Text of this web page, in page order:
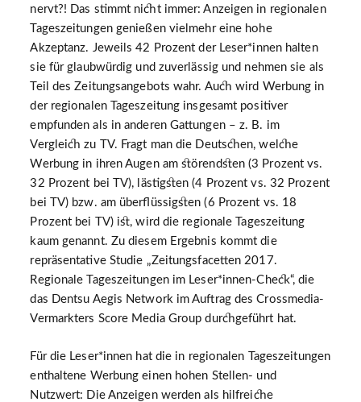
nervt?! Das stimmt nicht immer: Anzeigen in regionalen
Tageszeitungen genießen vielmehr eine hohe
Akzeptanz. Jeweils 42 Prozent der Leser*innen halten
sie für glaubwürdig und zuverlässig und nehmen sie als
Teil des Zeitungsangebots wahr. Auch wird Werbung in
der regionalen Tageszeitung insgesamt positiver
empfunden als in anderen Gattungen – z. B. im
Vergleich zu TV. Fragt man die Deutschen, welche
Werbung in ihren Augen am störendsten (3 Prozent vs.
32 Prozent bei TV), lästigsten (4 Prozent vs. 32 Prozent
bei TV) bzw. am überflüssigsten (6 Prozent vs. 18
Prozent bei TV) ist, wird die regionale Tageszeitung
kaum genannt. Zu diesem Ergebnis kommt die
repräsentative Studie „Zeitungsfacetten 2017.
Regionale Tageszeitungen im Leser*innen-Check“, die
das Dentsu Aegis Network im Auftrag des Crossmedia-
Vermarkters Score Media Group durchgeführt hat.
Für die Leser*innen hat die in regionalen Tageszeitungen
enthaltene Werbung einen hohen Stellen- und
Nutzwert: Die Anzeigen werden als hilfreiche